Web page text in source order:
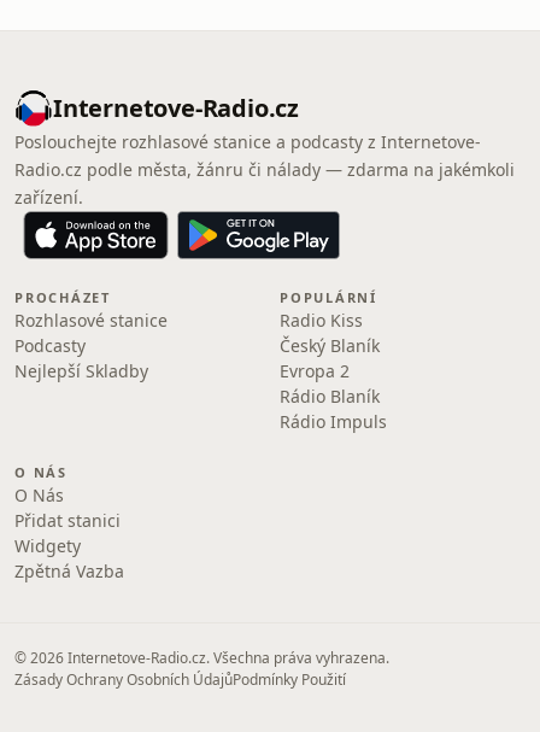
Internetove-Radio.cz
Poslouchejte rozhlasové stanice a podcasty z Internetove-
Radio.cz podle města, žánru či nálady — zdarma na jakémkoli
zařízení.
PROCHÁZET
Rozhlasové stanice
Podcasty
Nejlepší Skladby
POPULÁRNÍ
Radio Kiss
Český Blaník
Evropa 2
Rádio Blaník
Rádio Impuls
O NÁS
O Nás
Přidat stanici
Widgety
Zpětná Vazba
© 2026 Internetove-Radio.cz. Všechna práva vyhrazena.
Zásady Ochrany Osobních ÚdajůPodmínky Použití